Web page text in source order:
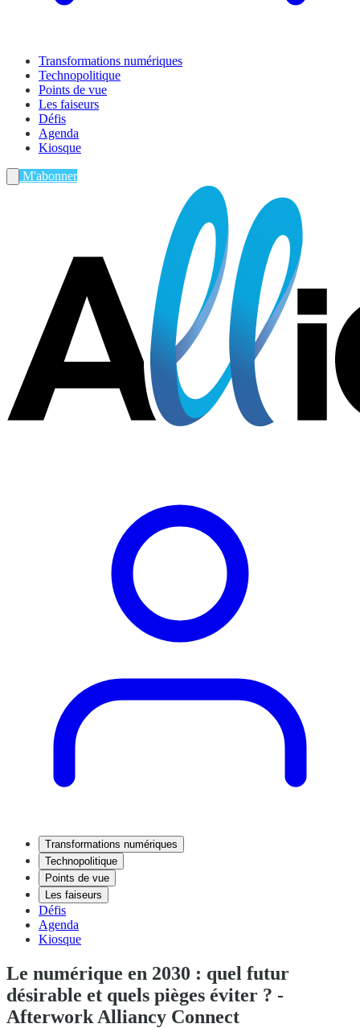
Transformations numériques
Technopolitique
Points de vue
Les faiseurs
Défis
Agenda
Kiosque
M'abonner
Transformations numériques
Technopolitique
Points de vue
Les faiseurs
Défis
Agenda
Kiosque
Le numérique en 2030 : quel futur
désirable et quels pièges éviter ? -
Afterwork Alliancy Connect